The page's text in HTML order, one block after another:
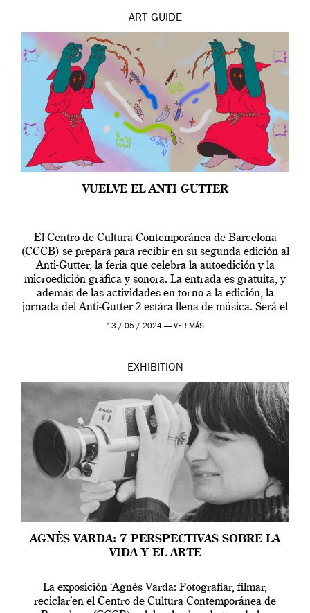
ART GUIDE
VUELVE EL ANTI-GUTTER
El Centro de Cultura Contemporánea de Barcelona
(CCCB) se prepara para recibir en su segunda edición al
Anti-Gutter, la feria que celebra la autoedición y la
microedición gráfica y sonora. La entrada es gratuita, y
además de las actividades en torno a la edición, la
jornada del Anti-Gutter 2 estára llena de música. Será el
[…]
13 / 05 / 2024 — VER MÁS
EXHIBITION
AGNÈS VARDA: 7 PERSPECTIVAS SOBRE LA
VIDA Y EL ARTE
La exposición ‘Agnès Varda: Fotografiar, filmar,
reciclar’en el Centro de Cultura Contemporánea de